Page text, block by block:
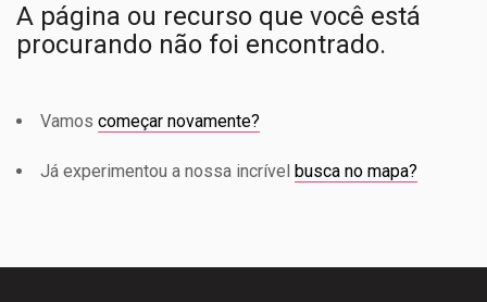
A página ou recurso que você está
procurando não foi encontrado.
Vamos começar novamente?
Já experimentou a nossa incrível busca no mapa?